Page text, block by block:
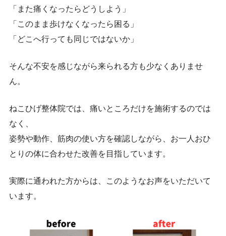
「また痛くなったらどうしよう」
「このまま歩けなくなったら困る」
「どこへ行っても同じではないか」
そんな不安を感じながら来られる方も少なくありませ
ん。
ねこひげ整体院では、痛いところだけを施術するのでは
なく、
姿勢や動作、筋肉の使い方を確認しながら、お一人おひ
とりの体に合わせた改善を目指しています。
実際に通われた方からは、このようなお声をいただいて
います。